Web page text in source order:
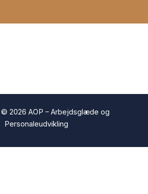
2026 AOP – Arbejdsglæde og
Personaleudvikling